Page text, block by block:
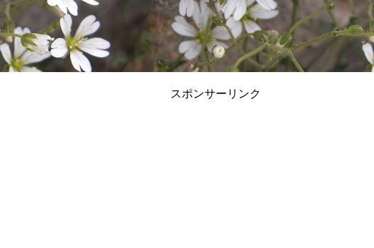
スポンサーリンク